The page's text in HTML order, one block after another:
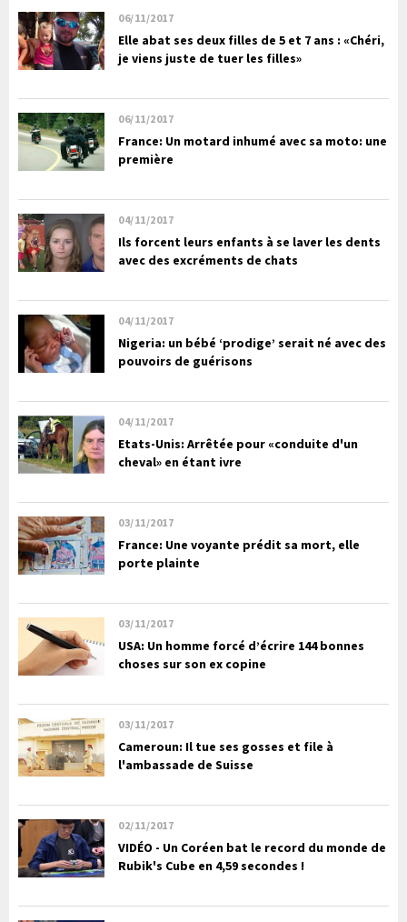
06/11/2017
Elle abat ses deux filles de 5 et 7 ans : «Chéri,
je viens juste de tuer les filles»
06/11/2017
France: Un motard inhumé avec sa moto: une
première
04/11/2017
Ils forcent leurs enfants à se laver les dents
avec des excréments de chats
04/11/2017
Nigeria: un bébé ‘prodige’ serait né avec des
pouvoirs de guérisons
04/11/2017
Etats-Unis: Arrêtée pour «conduite d'un
cheval» en étant ivre
03/11/2017
France: Une voyante prédit sa mort, elle
porte plainte
03/11/2017
USA: Un homme forcé d’écrire 144 bonnes
choses sur son ex copine
03/11/2017
Cameroun: Il tue ses gosses et file à
l'ambassade de Suisse
02/11/2017
VIDÉO - Un Coréen bat le record du monde de
Rubik's Cube en 4,59 secondes !